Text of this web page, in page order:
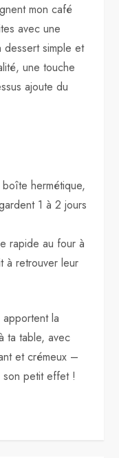
mon café
avec une
simple et
une touche
ajoute du
hermétique,
1 à 2 jours
rapide au four à
à retrouver leur
la
ta table, avec
et crémeux –
son petit effet !